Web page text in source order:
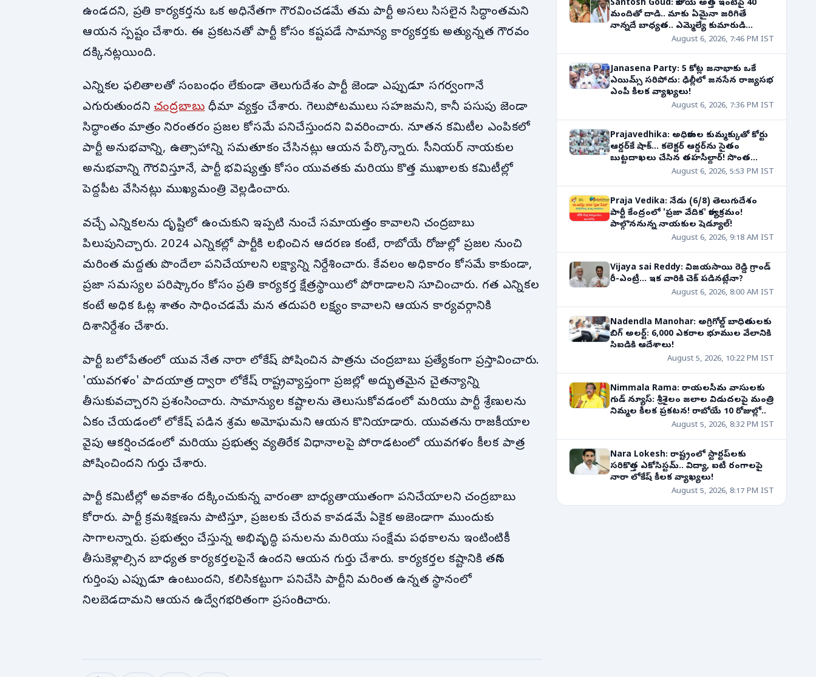
ఉండదని, ప్రతి కార్యకర్తను ఒక అధినేతగా గౌరవించడమే తమ పార్టీ అసలు సిసలైన సిద్ధాంతమని
ఆయన స్పష్టం చేశారు. ఈ ప్రకటనతో పార్టీ కోసం కష్టపడే సామాన్య కార్యకర్తకు అత్యున్నత గౌరవం
దక్కినట్లయింది.
ఎన్నికల ఫలితాలతో సంబంధం లేకుండా తెలుగుదేశం పార్టీ జెండా ఎప్పుడూ సగర్వంగానే
ఎగురుతుందనిచంద్రబాబుధీమా వ్యక్తం చేశారు. గెలుపోటములు సహజమని, కానీ పసుపు జెండా
సిద్ధాంతం మాత్రం నిరంతరం ప్రజల కోసమే పనిచేస్తుందని వివరించారు. నూతన కమిటీల ఎంపికలో
పార్టీ అనుభవాన్ని, ఉత్సాహాన్ని సమతూకం చేసినట్లు ఆయన పేర్కొన్నారు. సీనియర్ నాయకుల
అనుభవాన్ని గౌరవిస్తూనే, పార్టీ భవిష్యత్తు కోసం యువతకు మరియు కొత్త ముఖాలకు కమిటీల్లో
పెద్దపీట వేసినట్లు ముఖ్యమంత్రి వెల్లడించారు.
వచ్చే ఎన్నికలను దృష్టిలో ఉంచుకుని ఇప్పటి నుంచే సమాయత్తం కావాలని చంద్రబాబు
పిలుపునిచ్చారు. 2024 ఎన్నికల్లో పార్టీకి లభించిన ఆదరణ కంటే, రాబోయే రోజుల్లో ప్రజల నుంచి
మరింత మద్దతు పొందేలా పనిచేయాలని లక్ష్యాన్ని నిర్దేశించారు. కేవలం అధికారం కోసమే కాకుండా,
ప్రజా సమస్యల పరిష్కారం కోసం ప్రతి కార్యకర్త క్షేత్రస్థాయిలో పోరాడాలని సూచించారు. గత ఎన్నికల
కంటే అధిక ఓట్ల శాతం సాధించడమే మన తదుపరి లక్ష్యం కావాలని ఆయన కార్యవర్గానికి
దిశానిర్దేశం చేశారు.
పార్టీ బలోపేతంలో యువ నేత నారా లోకేష్ పోషించిన పాత్రను చంద్రబాబు ప్రత్యేకంగా ప్రస్తావించారు.
'యువగళం' పాదయాత్ర ద్వారా లోకేష్ రాష్ట్రవ్యాప్తంగా ప్రజల్లో అద్భుతమైన చైతన్యాన్ని
తీసుకువచ్చారని ప్రశంసించారు. సామాన్యుల కష్టాలను తెలుసుకోవడంలో మరియు పార్టీ శ్రేణులను
ఏకం చేయడంలో లోకేష్ పడిన శ్రమ అమోఘమని ఆయన కొనియాడారు. యువతను రాజకీయాల
వైపు ఆకర్షించడంలో మరియు ప్రభుత్వ వ్యతిరేక విధానాలపై పోరాడటంలో యువగళం కీలక పాత్ర
పోషించిందని గుర్తు చేశారు.
పార్టీ కమిటీల్లో అవకాశం దక్కించుకున్న వారంతా బాధ్యతాయుతంగా పనిచేయాలని చంద్రబాబు
కోరారు. పార్టీ క్రమశిక్షణను పాటిస్తూ, ప్రజలకు చేరువ కావడమే ఏకైక అజెండాగా ముందుకు
సాగాలన్నారు. ప్రభుత్వం చేస్తున్న అభివృద్ధి పనులను మరియు సంక్షేమ పథకాలను ఇంటింటికీ
తీసుకెళ్లాల్సిన బాధ్యత కార్యకర్తలపైనే ఉందని ఆయన గుర్తు చేశారు. కార్యకర్తల కష్టానికి తగిన
గుర్తింపు ఎప్పుడూ ఉంటుందని, కలిసికట్టుగా పనిచేసి పార్టీని మరింత ఉన్నత స్థానంలో
నిలబెడదామని ఆయన ఉద్వేగభరితంగా ప్రసంగించారు.
Santosh Goud: కాబోయే అత్త ఇంటిపై 40
మందితో దాడి.. మాకు ఏమైనా జరిగితే
నాన్నదే బాధ్యత.. ఎమ్మెల్యే కుమారుడి
సంచలన వ్యాఖ్యలుAugust 6, 2026, 7:46 PM IST
Janasena Party: 5 కోట్ల జనాభాకు ఒకే
ఎయిమ్స్ సరిపోదు: ఢిల్లీలో జనసేన రాజ్యసభ
ఎంపీ కీలక వ్యాఖ్యలు!
August 6, 2026, 7:36 PM IST
Prajavedhika: అధికారుల కుమ్మక్కుతో కోర్టు
ఆర్డర్‌కే షాక్... కలెక్టర్ ఆర్డర్‌ను సైతం
బుట్టదాఖలు చేసిన తహసీల్దార్! సొంత
తోడబుట్టినవాడే శత్రువుగా మారితే?
August 6, 2026, 5:53 PM IST
Praja Vedika: నేడు (6/8) తెలుగుదేశం
పార్టీ కేంద్రంలో 'ప్రజా వేదిక' కార్యక్రమం!
పాల్గొననున్న నాయకుల షెడ్యూల్!
August 6, 2026, 9:18 AM IST
Vijaya sai Reddy: విజయసాయి రెడ్డి గ్రాండ్
రీ-ఎంట్రీ... ఇక వారికి చెక్ పడినట్లేనా?
August 6, 2026, 8:00 AM IST
Nadendla Manohar: అగ్రిగోల్డ్ బాధితులకు
బిగ్ అలర్ట్: 6,000 ఎకరాల భూముల వేలానికి
సిఐడికి ఆదేశాలు!
August 5, 2026, 10:22 PM IST
Nimmala Rama: రాయలసీమ వాసులకు
గుడ్ న్యూస్: శ్రీశైలం జలాల విడుదలపై మంత్రి
నిమ్మల కీలక ప్రకటన! రాబోయే 10 రోజుల్లో..
August 5, 2026, 8:32 PM IST
Nara Lokesh: రాష్ట్రంలో స్టార్టప్‌లకు
సరికొత్త ఎకోసిస్టమ్.. విద్యా, ఐటీ రంగాలపై
నారా లోకేష్ కీలక వ్యాఖ్యలు!
August 5, 2026, 8:17 PM IST